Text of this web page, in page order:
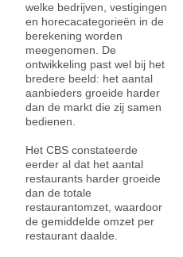
welke bedrijven, vestigingen
en horecacategorieën in de
berekening worden
meegenomen. De
ontwikkeling past wel bij het
bredere beeld: het aantal
aanbieders groeide harder
dan de markt die zij samen
bedienen.
Het CBS constateerde
eerder al dat het aantal
restaurants harder groeide
dan de totale
restaurantomzet, waardoor
de gemiddelde omzet per
restaurant daalde.